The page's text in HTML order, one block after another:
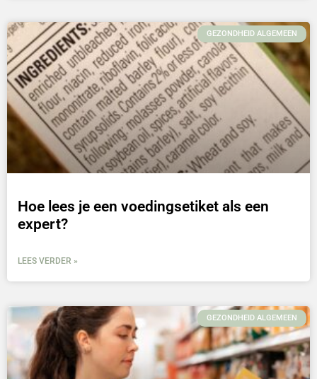
GEZONDHEID ALGEMEEN
Hoe lees je een voedingsetiket als een
expert?
LEES VERDER »
GEZONDHEID ALGEMEEN